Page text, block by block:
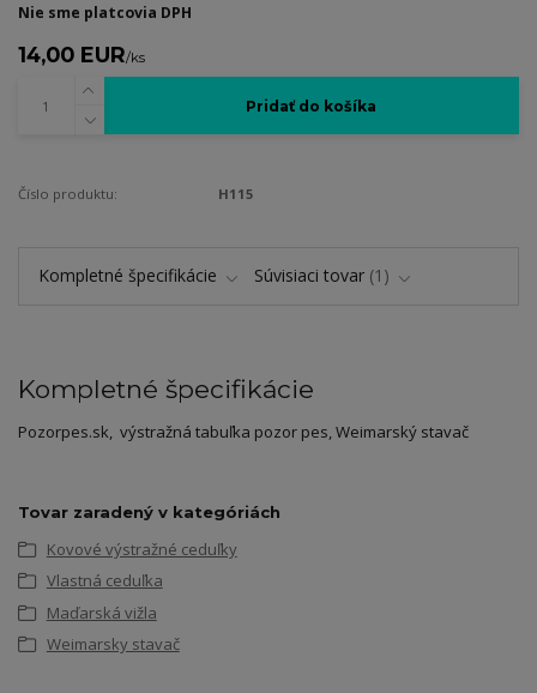
Nie sme platcovia DPH
14,00 EUR/ks
Pridať do košíka
Číslo produktu: H115
Kompletné špecifikácie Súvisiaci tovar 1
Kompletné špecifikácie
Pozorpes.sk, výstražná tabuľka pozor pes, Weimarský stavač
Tovar zaradený v kategóriách
Kovové výstražné ceduľky
Vlastná ceduľka
Maďarská vižla
Weimarsky stavač